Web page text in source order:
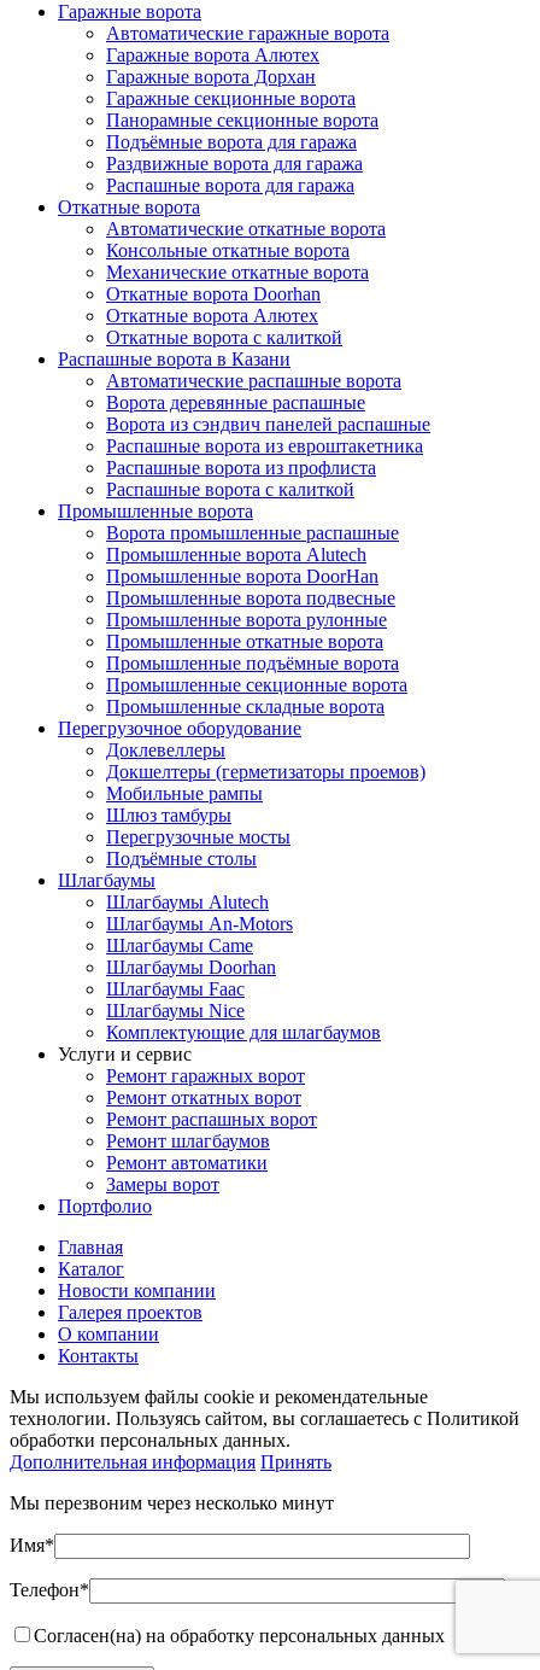
Гаражные ворота
Автоматические гаражные ворота
Гаражные ворота Алютех
Гаражные ворота Дорхан
Гаражные секционные ворота
Панорамные секционные ворота
Подъёмные ворота для гаража
Раздвижные ворота для гаража
Распашные ворота для гаража
Откатные ворота
Автоматические откатные ворота
Консольные откатные ворота
Механические откатные ворота
Откатные ворота Doorhan
Откатные ворота Алютех
Откатные ворота с калиткой
Распашные ворота в Казани
Автоматические распашные ворота
Ворота деревянные распашные
Ворота из сэндвич панелей распашные
Распашные ворота из евроштакетника
Распашные ворота из профлиста
Распашные ворота с калиткой
Промышленные ворота
Ворота промышленные распашные
Промышленные ворота Alutech
Промышленные ворота DoorHan
Промышленные ворота подвесные
Промышленные ворота рулонные
Промышленные откатные ворота
Промышленные подъёмные ворота
Промышленные секционные ворота
Промышленные складные ворота
Перегрузочное оборудование
Доклевеллеры
Докшелтеры (герметизаторы проемов)
Мобильные рампы
Шлюз тамбуры
Перегрузочные мосты
Подъёмные столы
Шлагбаумы
Шлагбаумы Alutech
Шлагбаумы An-Motors
Шлагбаумы Came
Шлагбаумы Doorhan
Шлагбаумы Faac
Шлагбаумы Nice
Комплектующие для шлагбаумов
Услуги и сервис
Ремонт гаражных ворот
Ремонт откатных ворот
Ремонт распашных ворот
Ремонт шлагбаумов
Ремонт автоматики
Замеры ворот
Портфолио
Главная
Каталог
Новости компании
Галерея проектов
О компании
Контакты
Мы используем файлы cookie и рекомендательные
технологии. Пользуясь сайтом, вы соглашаетесь с Политикой
обработки персональных данных.
Дополнительная информация Принять
Мы перезвоним через несколько минут
Имя*
Телефон*
Согласен(на) на обработку персональных данных